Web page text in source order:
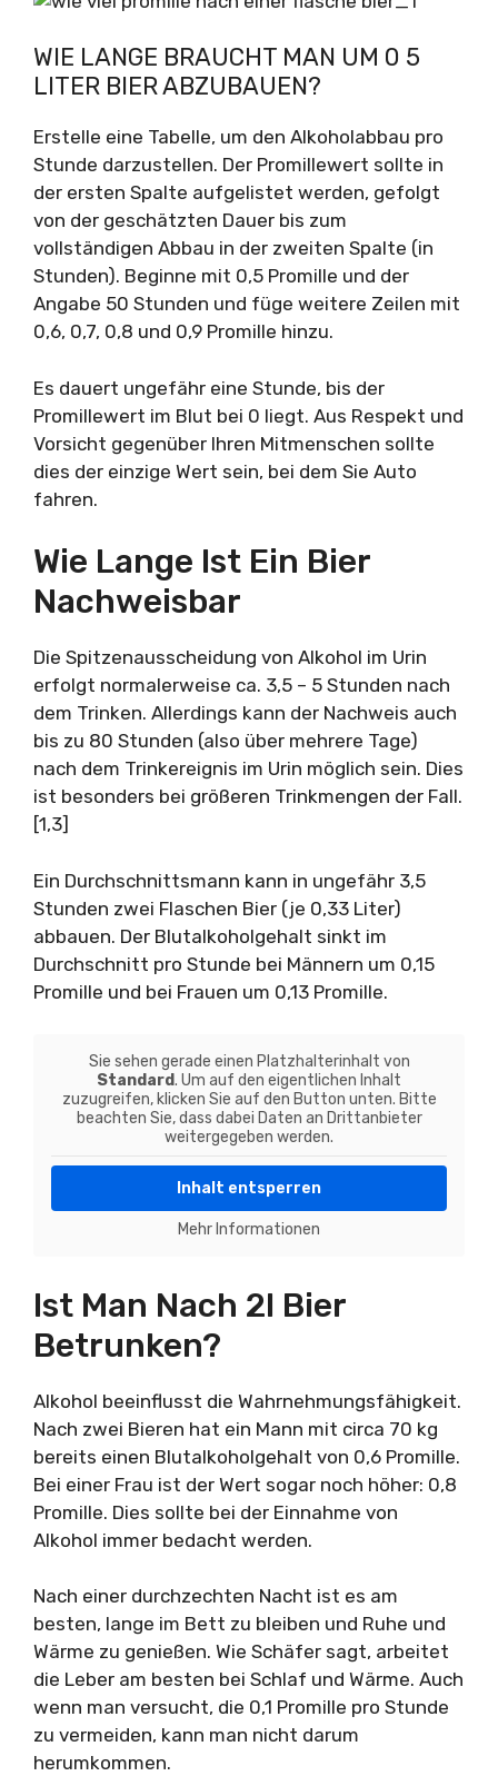
WIE LANGE BRAUCHT MAN UM 0 5
LITER BIER ABZUBAUEN?
Erstelle eine Tabelle, um den Alkoholabbau pro
Stunde darzustellen. Der Promillewert sollte in
der ersten Spalte aufgelistet werden, gefolgt
von der geschätzten Dauer bis zum
vollständigen Abbau in der zweiten Spalte (in
Stunden). Beginne mit 0,5 Promille und der
Angabe 50 Stunden und füge weitere Zeilen mit
0,6, 0,7, 0,8 und 0,9 Promille hinzu.
Es dauert ungefähr eine Stunde, bis der
Promillewert im Blut bei 0 liegt. Aus Respekt und
Vorsicht gegenüber Ihren Mitmenschen sollte
dies der einzige Wert sein, bei dem Sie Auto
fahren.
Wie Lange Ist Ein Bier
Nachweisbar
Die Spitzenausscheidung von Alkohol im Urin
erfolgt normalerweise ca. 3,5 – 5 Stunden nach
dem Trinken. Allerdings kann der Nachweis auch
bis zu 80 Stunden (also über mehrere Tage)
nach dem Trinkereignis im Urin möglich sein. Dies
ist besonders bei größeren Trinkmengen der Fall.
[1,3]
Ein Durchschnittsmann kann in ungefähr 3,5
Stunden zwei Flaschen Bier (je 0,33 Liter)
abbauen. Der Blutalkoholgehalt sinkt im
Durchschnitt pro Stunde bei Männern um 0,15
Promille und bei Frauen um 0,13 Promille.
Sie sehen gerade einen Platzhalterinhalt von
Standard. Um auf den eigentlichen Inhalt
zuzugreifen, klicken Sie auf den Button unten. Bitte
beachten Sie, dass dabei Daten an Drittanbieter
weitergegeben werden.
Inhalt entsperren
Mehr Informationen
Ist Man Nach 2l Bier
Betrunken?
Alkohol beeinflusst die Wahrnehmungsfähigkeit.
Nach zwei Bieren hat ein Mann mit circa 70 kg
bereits einen Blutalkoholgehalt von 0,6 Promille.
Bei einer Frau ist der Wert sogar noch höher: 0,8
Promille. Dies sollte bei der Einnahme von
Alkohol immer bedacht werden.
Nach einer durchzechten Nacht ist es am
besten, lange im Bett zu bleiben und Ruhe und
Wärme zu genießen. Wie Schäfer sagt, arbeitet
die Leber am besten bei Schlaf und Wärme. Auch
wenn man versucht, die 0,1 Promille pro Stunde
zu vermeiden, kann man nicht darum
herumkommen.